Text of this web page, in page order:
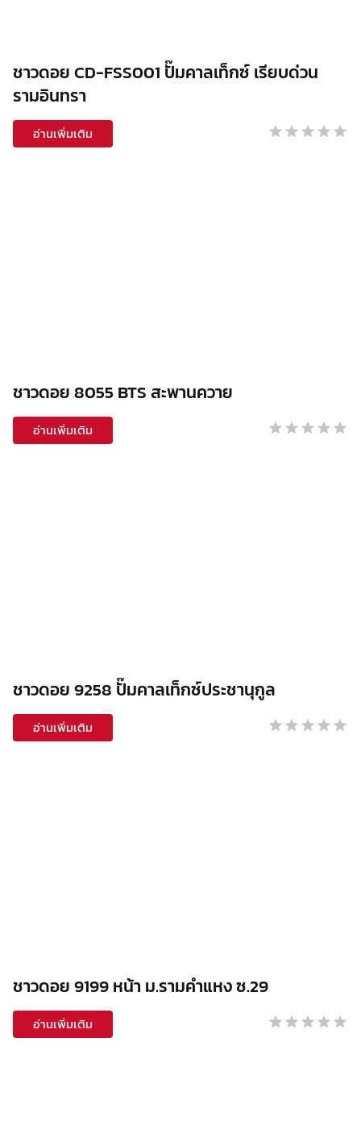
ชาวดอย CD-FSS001 ปั๊มคาลเท็กซ์ เรียบด่วน
รามอินทรา
อ่านเพิ่มเติม
ชาวดอย 8055 BTS สะพานควาย
อ่านเพิ่มเติม
ชาวดอย 9258 ปั๊มคาลเท็กซ์ประชานุกูล
อ่านเพิ่มเติม
ชาวดอย 9199 หน้า ม.รามคำแหง ซ.29
อ่านเพิ่มเติม